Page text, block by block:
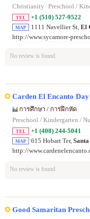
Christianity / Preschool /
TEL +1 (510) 527-9522
MAP 1111 Navellier St, El
http://www.sycamore-
No review is found.
Carden El Encanto Day
การศึกษา / การฝึกหัด
Preschool / Kindergarten /
TEL +1 (408) 244-5041
MAP 615 Hobart Ter,
http://
No review is found.
Good Samaritan